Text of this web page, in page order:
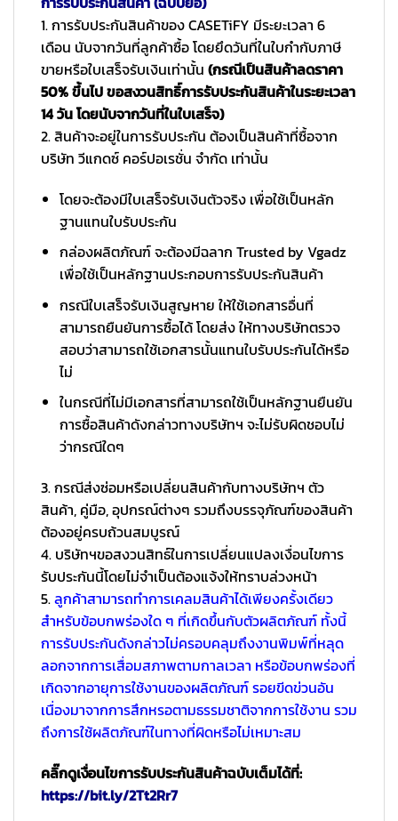
1. การรับประกันสินค้าของ CASETiFY มีระยะเวลา 6
เดือน นับจากวันที่ลูกค้าซื้อ โดยยึดวันที่ในใบกำกับภาษี
ขายหรือใบเสร็จรับเงินเท่านั้น (กรณีเป็นสินค้าลดราคา
50% ขึ้นไป ขอสงวนสิทธิ์การรับประกันสินค้าในระยะเวลา
14 วัน โดยนับจากวันที่ในใบเสร็จ)
2. สินค้าจะอยู่ในการรับประกัน ต้องเป็นสินค้าที่ซื้อจาก
บริษัท วีแกดซ์ คอร์ปอเรชั่น จำกัด เท่านั้น
โดยจะต้องมีใบเสร็จรับเงินตัวจริง เพื่อใช้เป็นหลัก
ฐานแทนใบรับประกัน
กล่องผลิตภัณฑ์ จะต้องมีฉลาก Trusted by Vgadz
เพื่อใช้เป็นหลักฐานประกอบการรับประกันสินค้า
กรณีใบเสร็จรับเงินสูญหาย ให้ใช้เอกสารอื่นที่
สามารถยืนยันการซื้อได้ โดยส่ง ให้ทางบริษัทตรวจ
สอบว่าสามารถใช้เอกสารนั้นแทนใบรับประกันได้หรือ
ไม่
ในกรณีที่ไม่มีเอกสารที่สามารถใช้เป็นหลักฐานยืนยัน
การซื้อสินค้าดังกล่าวทางบริษัทฯ จะไม่รับผิดชอบไม่
ว่ากรณีใดๆ
3. กรณีส่งซ่อมหรือเปลี่ยนสินค้ากับทางบริษัทฯ ตัว
สินค้า, คู่มือ, อุปกรณ์ต่างๆ รวมถึงบรรจุภัณฑ์ของสินค้า
ต้องอยู่ครบถ้วนสมบูรณ์
4. บริษัทฯขอสงวนสิทธ์ในการเปลี่ยนแปลงเงื่อนไขการ
รับประกันนี้โดยไม่จำเป็นต้องแจ้งให้ทราบล่วงหน้า
5.ลูกค้าสามารถทำการเคลมสินค้าได้เพียงครั้งเดียว
สำหรับข้อบกพร่องใด ๆ ที่เกิดขึ้นกับตัวผลิตภัณฑ์ ทั้งนี้
การรับประกันดังกล่าวไม่ครอบคลุมถึงงานพิมพ์ที่หลุด
ลอกจากการเสื่อมสภาพตามกาลเวลา หรือข้อบกพร่องที่
เกิดจากอายุการใช้งานของผลิตภัณฑ์ รอยขีดข่วนอัน
เนื่องมาจากการสึกหรอตามธรรมชาติจากการใช้งาน รวม
ถึงการใช้ผลิตภัณฑ์ในทางที่ผิดหรือไม่เหมาะสม
คลิ๊กดูเงื่อนไขการรับประกันสินค้าฉบับเต็มได้ที่:
https://bit.ly/2Tt2Rr7